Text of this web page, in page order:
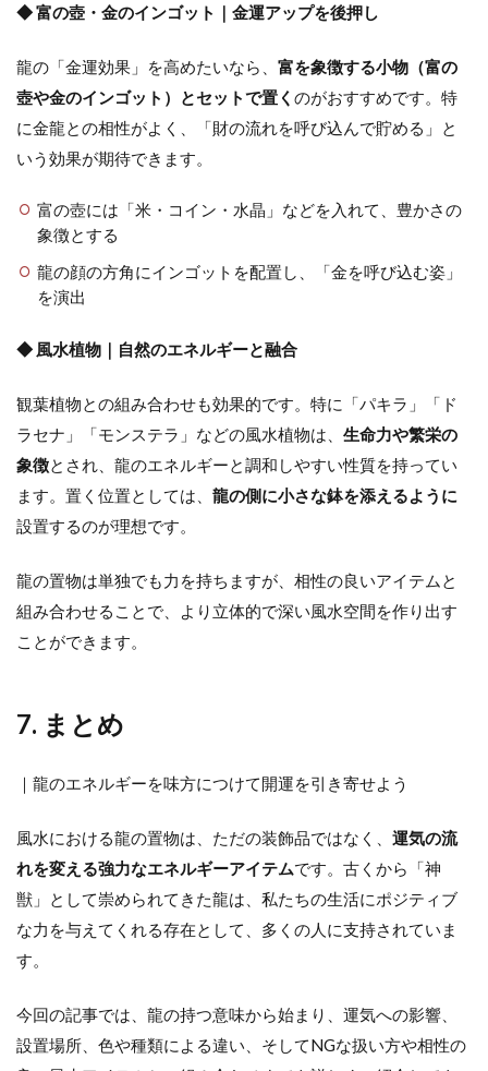
◆ 富の壺・金のインゴット｜金運アップを後押し
龍の「金運効果」を高めたいなら、 富を象徴する小物（富の
壺や金のインゴット）とセットで置く のがおすすめです。特
に金龍との相性がよく、「財の流れを呼び込んで貯める」と
いう効果が期待できます。
富の壺には「米・コイン・水晶」などを入れて、豊かさの
象徴とする
龍の顔の方角にインゴットを配置し、「金を呼び込む姿」
を演出
◆ 風水植物｜自然のエネルギーと融合
観葉植物との組み合わせも効果的です。特に「パキラ」「ド
ラセナ」「モンステラ」などの風水植物は、 生命力や繁栄の
象徴とされ、龍のエネルギーと調和しやすい性質を持ってい
ます。置く位置としては、 龍の側に小さな鉢を添えるように
設置するのが理想です。
龍の置物は単独でも力を持ちますが、相性の良いアイテムと
組み合わせることで、より立体的で深い風水空間を作り出す
ことができます。
7. まとめ
｜龍のエネルギーを味方につけて開運を引き寄せよう
風水における龍の置物は、ただの装飾品ではなく、 運気の流
れを変える強力なエネルギーアイテムです。古くから「神
獣」として崇められてきた龍は、私たちの生活にポジティブ
な力を与えてくれる存在として、多くの人に支持されていま
す。
今回の記事では、龍の持つ意味から始まり、運気への影響、
設置場所、色や種類による違い、そしてNGな扱い方や相性の